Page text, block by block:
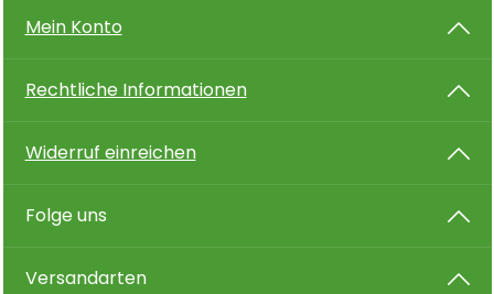
Mein Konto
Rechtliche Informationen
Widerruf einreichen
Folge uns
Versandarten